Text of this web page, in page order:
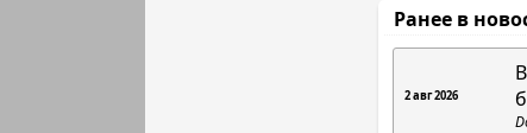
Ранее в
2 авг 2026